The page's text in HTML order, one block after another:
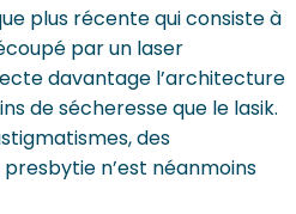
plus récente qui consiste à
par un laser
davantage l’architecture
de sécheresse que le lasik.
des
n’est néanmoins